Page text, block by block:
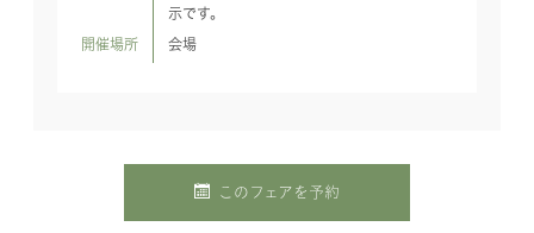
示です。
開催場所 会場
このフェアを予約